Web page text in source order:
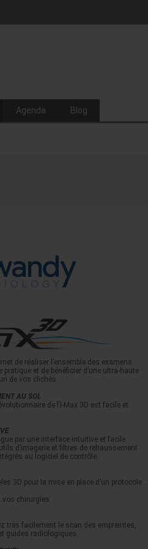
Agenda Blog
de réaliser l’ensemble des examens
pratique et de bénéficier d’une ultra-haute
de vos clichés.
AU SOL
de l’I-Max 3D est facile et
par une interface intuitive et facile
d’imagerie et filtres de rehaussement
au logiciel de contrôle.
3D pour la mise en place d’un protocole
chirurgies.
très facilement le scan des empreintes,
guides radiologiques.